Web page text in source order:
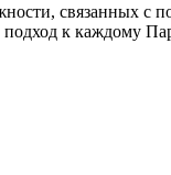
связанных с
к каждому